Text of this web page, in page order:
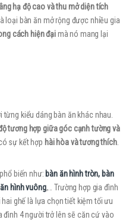
hạ độ cao và thu mở diện tích
loại bàn ăn mở rộng được nhiều gia
cách hiện đạimà nó mang lại
từng kiểu dáng bàn ăn khác nhau.
tương hợp giữa góc cạnh tường và
sự kết hợp hài hòa và tương thích.
biến như: bàn ăn hình tròn, bàn
hình vuông,… Trường hợp gia đình
ghế là lựa chọn tiết kiệm tối ưu
đình 4 người trở lên sẽ căn cứ vào